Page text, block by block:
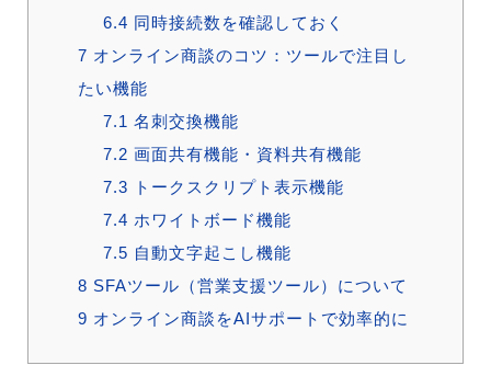
6.4 同時接続数を確認しておく
7 オンライン商談のコツ：ツールで注目し
たい機能
7.1 名刺交換機能
7.2 画面共有機能・資料共有機能
7.3 トークスクリプト表示機能
7.4 ホワイトボード機能
7.5 自動文字起こし機能
8 SFAツール（営業支援ツール）について
9 オンライン商談をAIサポートで効率的に